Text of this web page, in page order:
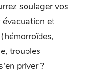
soulager vos
évacuation et
troubles
priver ?